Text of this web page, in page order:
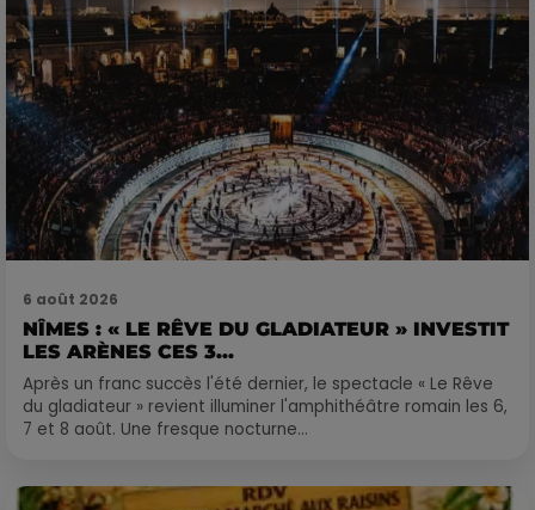
6 août 2026
NÎMES : « LE RÊVE DU GLADIATEUR » INVESTIT
LES ARÈNES CES 3...
Après un franc succès l'été dernier, le spectacle « Le Rêve
du gladiateur » revient illuminer l'amphithéâtre romain les 6,
7 et 8 août. Une fresque nocturne...